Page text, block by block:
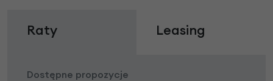
Raty Leasing
Dostępne propozycje